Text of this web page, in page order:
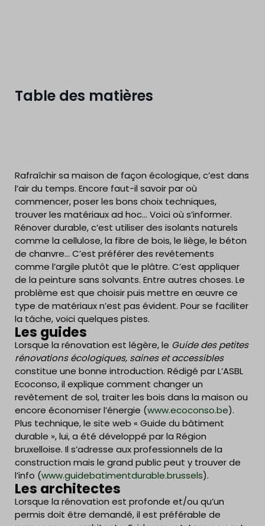
Table des matières
Rafraîchir sa maison de façon écologique, c’est dans
l’air du temps. Encore faut-il savoir par où
commencer, poser les bons choix techniques,
trouver les matériaux ad hoc… Voici où s’informer.
Rénover durable, c’est utiliser des isolants naturels
comme la cellulose, la fibre de bois, le liège, le béton
de chanvre… C’est préférer des revêtements
comme l’argile plutôt que le plâtre. C’est appliquer
de la peinture sans solvants. Entre autres choses. Le
problème est que choisir puis mettre en œuvre ce
type de matériaux n’est pas évident. Pour se faciliter
la tâche, voici quelques pistes.
Les guides
Lorsque la rénovation est légère, le Guide des petites
rénovations écologiques, saines et accessibles
constitue une bonne introduction. Rédigé par L’ASBL
Ecoconso, il explique comment changer un
revêtement de sol, traiter les bois dans la maison ou
encore économiser l’énergie (www.ecoconso.be).
Plus technique, le site web « Guide du bâtiment
durable », lui, a été développé par la Région
bruxelloise. Il s’adresse aux professionnels de la
construction mais le grand public peut y trouver de
l’info (www.guidebatimentdurable.brussels).
Les architectes
Lorsque la rénovation est profonde et/ou qu’un
permis doit être demandé, il est préférable de